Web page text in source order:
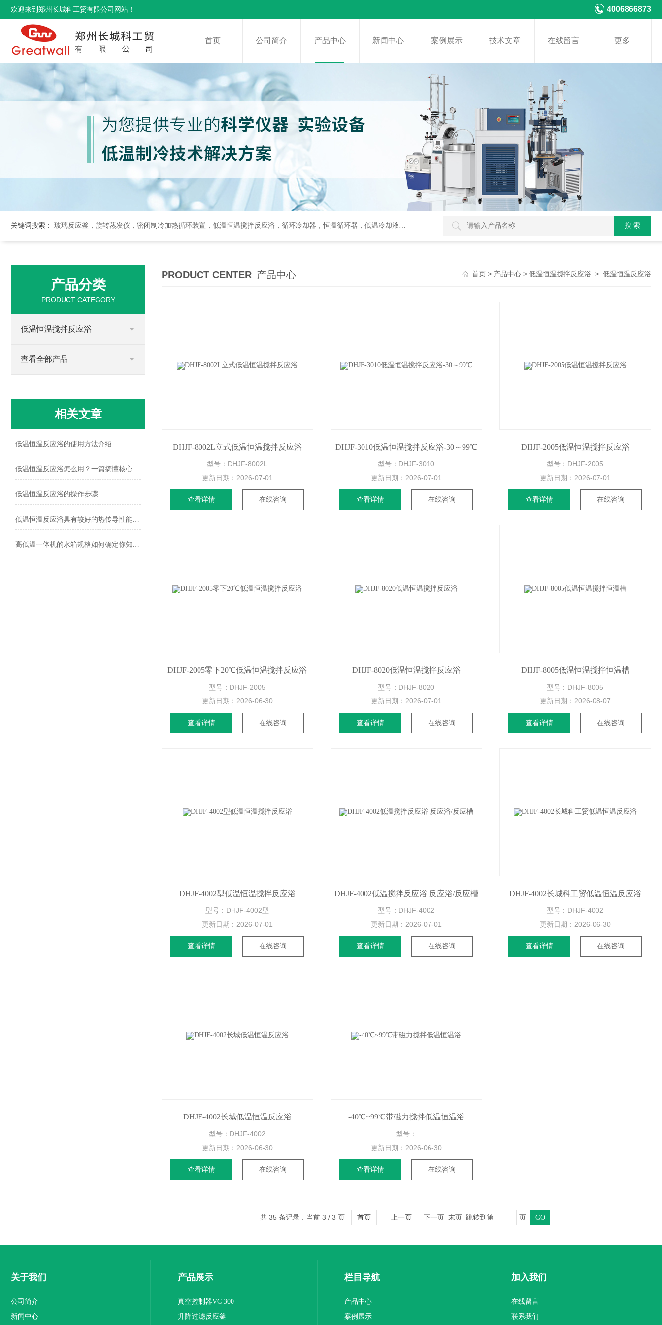
欢迎来到郑州长城科工贸有限公司网站！ 4006866873
首页 公司简介 产品中心 新闻中心 案例展示 技术文章 在线留言 更多
关键词搜索： 玻璃反应釜，旋转蒸发仪，密闭制冷加热循环装置，低温恒温搅拌反应浴，循环冷却器，恒温循环器，低温冷却液循环泵，循环水式多用真空泵，集热式恒温磁力搅拌浴等
产品分类
PRODUCT CATEGORY
低温恒温搅拌反应浴
查看全部产品
相关文章
低温恒温反应浴的使用方法介绍
低温恒温反应浴怎么用？一篇搞懂核心逻辑与避坑要点
低温恒温反应浴的操作步骤
低温恒温反应浴具有较好的热传导性能，有助于快速传导温度
高低温一体机的水箱规格如何确定你知道吗？
PRODUCT CENTER 产品中心 首页 > 产品中心 > 低温恒温搅拌反应浴 > 低温恒温反应浴
DHJF-8002L立式低温恒温搅拌反应浴
型号：DHJF-8002L
更新日期： 2026-07-01
查看详情 在线咨询
DHJF-3010低温恒温搅拌反应浴-30～99℃
型号：DHJF-3010
更新日期： 2026-07-01
查看详情 在线咨询
DHJF-2005低温恒温搅拌反应浴
型号：DHJF-2005
更新日期： 2026-07-01
查看详情 在线咨询
DHJF-2005零下20℃低温恒温搅拌反应浴
型号：DHJF-2005
更新日期： 2026-06-30
查看详情 在线咨询
DHJF-8020低温恒温搅拌反应浴
型号：DHJF-8020
更新日期： 2026-07-01
查看详情 在线咨询
DHJF-8005低温恒温搅拌恒温槽
型号：DHJF-8005
更新日期： 2026-08-07
查看详情 在线咨询
DHJF-4002型低温恒温搅拌反应浴
型号：DHJF-4002型
更新日期： 2026-07-01
查看详情 在线咨询
DHJF-4002低温搅拌反应浴 反应浴/反应槽
型号：DHJF-4002
更新日期： 2026-07-01
查看详情 在线咨询
DHJF-4002长城科工贸低温恒温反应浴
型号：DHJF-4002
更新日期： 2026-06-30
查看详情 在线咨询
DHJF-4002长城低温恒温反应浴
型号：DHJF-4002
更新日期： 2026-06-30
查看详情 在线咨询
-40℃~99℃带磁力搅拌低温恒温浴
型号：
更新日期： 2026-06-30
查看详情 在线咨询
共 35 条记录，当前 3 / 3 页 首页 上一页 下一页 末页 跳转到第 页
关于我们
公司简介
新闻中心
产品展示
真空控制器VC 300
升降过滤反应釜
栏目导航
产品中心
案例展示
加入我们
在线留言
联系我们